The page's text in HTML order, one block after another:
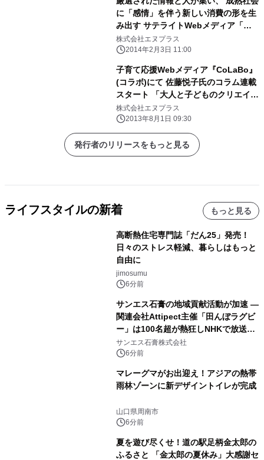
に「感情」を伴う新しい消費の形を生
み出す サテライトWebメディア「メ
メントモーメント」正式オープン
株式会社エヌプラス
2014年2月3日 11:00
子育て応援Webメディア『CoLaBo』
(コラボ)にて 佐藤悦子氏のコラム連載
スタート 「大人と子どものクリエイテ
ィブエデュケーション」
株式会社エヌプラス
2013年8月1日 09:30
発行者のリリースをもっと見る
ライフスタイルの新着 もっと見る
高断熱住宅専門誌「だん25」発売！
日々のストレス軽減、暮らしはもっと
自由に
jimosumu
6分前
サンエス石膏の地域貢献活動が加速 ―
関連会社Attipect主催「田んぼラグビ
ー」は100名超が熱狂しNHKで放送さ
れました。
サンエス石膏株式会社
6分前
マレーグマがお出迎え！アジアの熱帯
雨林ゾーンに新デザイントイレが完成
山口県周南市
6分前
夏を遊び尽くせ！道の駅足柄金太郎の
ふるさと 「金太郎の夏休み」大感謝セ